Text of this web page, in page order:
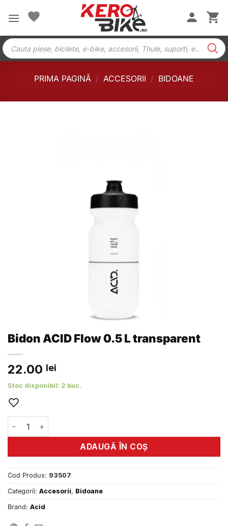
Products
search
PRIMA PAGINĂ / ACCESORII / BIDOANE
Bidon ACID Flow 0.5 L transparent
22.00 lei
Stoc disponibil: 2 buc.
Cantitate Bidon ACID Flow 0.5 L transparent
ADAUGĂ ÎN COȘ
Cod Produs: 93507
Categorii: Accesorii, Bidoane
Brand: Acid